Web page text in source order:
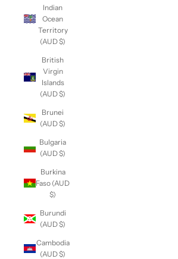
Indian
Ocean
Territory
(AUD $)
British
Virgin
Islands
(AUD $)
Brunei
(AUD $)
Bulgaria
(AUD $)
Burkina
Faso (AUD
$)
Burundi
(AUD $)
Cambodia
(AUD $)